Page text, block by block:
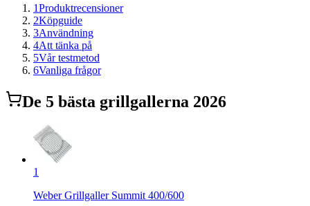
1Produktrecensioner
2Köpguide
3Användning
4Att tänka på
5Vår testmetod
6Vanliga frågor
De 5 bästa grillgallerna 2026
1
Weber Grillgaller Summit 400/600